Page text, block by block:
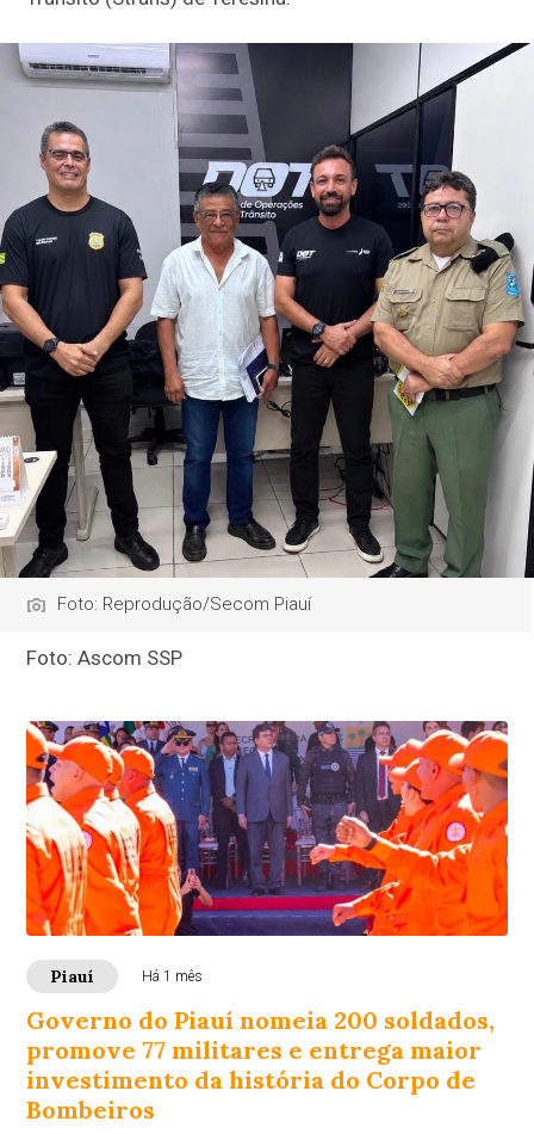
Foto: Reprodução/Secom Piauí
Foto: Ascom SSP
Piauí Há 1 mês
Governo do Piauí nomeia 200 soldados,
promove 77 militares e entrega maior
investimento da história do Corpo de
Bombeiros